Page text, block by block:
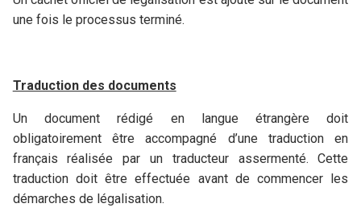
une fois le processus terminé.
Traduction des documents
Un document rédigé en langue étrangère doit
obligatoirement être accompagné d’une traduction en
français réalisée par un traducteur assermenté. Cette
traduction doit être effectuée avant de commencer les
démarches de légalisation.